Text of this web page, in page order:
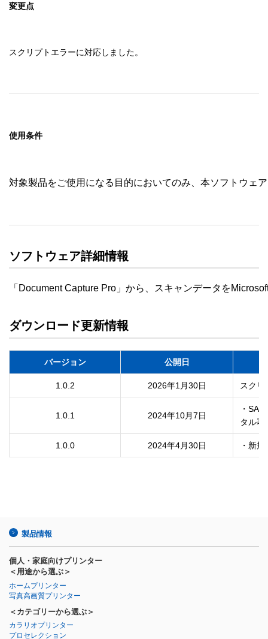
変更点
スクリプトエラーに対応しました。
使用条件
対象製品をご使用になる目的においてのみ、本ソフトウェ
ソフトウェア詳細情報
「Document Capture Pro」から、スキャンデータを
ダウンロード更新情報
バージョン 公開日
1.0.2 2026年1月30日 スクリ
1.0.1 2024年10月7日
・
タル署
1.0.0 2024年4月30日 ・新
製品情報
個人・家庭向けプリンター
＜用途から選ぶ＞
ホームプリンター
写真高画質プリンター
＜カテゴリーから選ぶ＞
カラリオプリンター
プロセレクション